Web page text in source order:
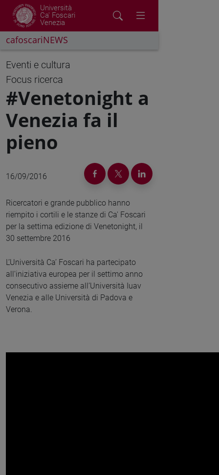
Università
Ca' Foscari
Venezia
cafoscariNEWS
Eventi e cultura
Focus ricerca
#Venetonight a
Venezia fa il
pieno
16/09/2016
Ricercatori e grande pubblico hanno
riempito i cortili e le stanze di Ca' Foscari
per la settima edizione di Venetonight, il
30 settembre 2016
L’Università Ca’ Foscari ha partecipato
all'iniziativa europea per il settimo anno
consecutivo assieme all’Università Iuav
Venezia e alle Università di Padova e
Verona.